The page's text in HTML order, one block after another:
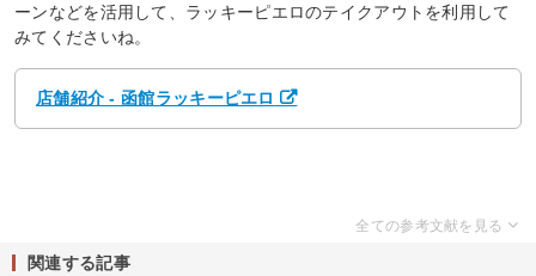
ーンなどを活用して、ラッキーピエロのテイクアウトを利用して
みてくださいね。
店舗紹介 - 函館ラッキーピエロ
関連する記事